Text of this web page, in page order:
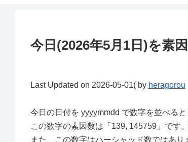
今日(2026年5月1日)を素
Last Updated on 2026-05-01( by heragorou
今日の日付を yyyymmdd で数字を並べると
この数字の素因数は「139, 145759」です
また、この数字はハーシャッド数ではあり